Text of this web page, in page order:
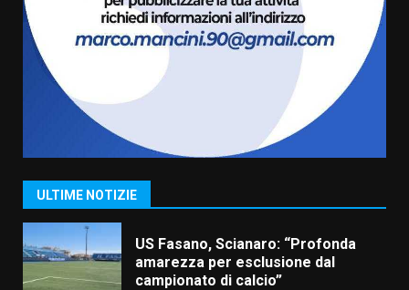
ULTIME NOTIZIE
La magia del Minareto e la prima
assoluta de “L’Albergo
Belvedere. Il rapimento”
6 Agosto 2026 06:15
1
“I Contestatori: Musica di
Rivoluzione”: nuovo
appuntamento con “Fasano in
US Fasano, Scianaro: “Profonda
amarezza per esclusione dal
campionato di calcio”